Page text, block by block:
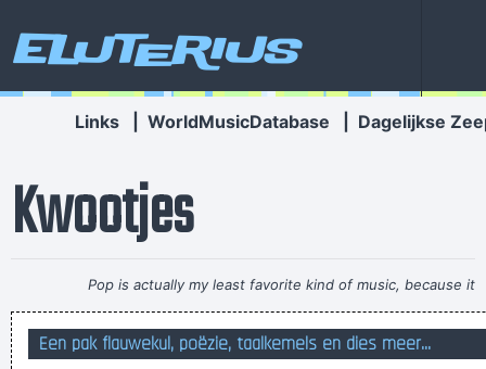
Eluterius
Links WorldMusicDatabase Dagelijkse
Kwootjes
Pop is actually my least favorite kind of music, because it
lacks real depth.~ Christina Aguilera
Ergens op bezoek gaan en dan plots beseffen dat er ook in
Een pak flauwekul, poëzie, taalkemels en dies meer...